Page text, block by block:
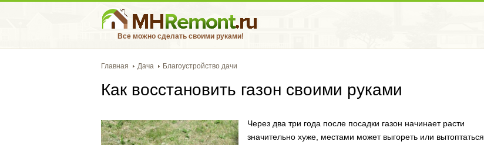
Все можно сделать своими руками!
Главная Дача Благоустройство дачи
Как восстановить газон своими руками
Через два три года после посадки газон начинает расти
значительно хуже, местами может выгореть или вытоптаться.